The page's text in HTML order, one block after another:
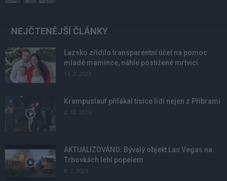
NEJČTENĚJŠÍ ČLÁNKY
Lazsko zřídilo transparentní účet na pomoc
mladé mamince, náhle postižené mrtvicí
14. 2. 2023
Krampuslauf přilákal tisíce lidí nejen z Příbrami
2. 12. 2016
AKTUALIZOVÁNO: Bývalý objekt Las Vegas na
Trhovkách lehl popelem
8. 7. 2023